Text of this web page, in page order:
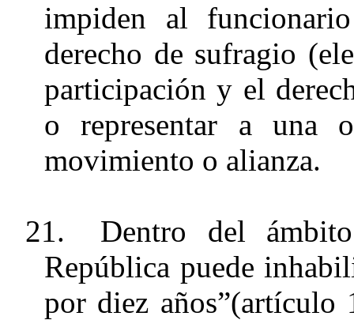
impiden al
derecho de sufragio
participación y el
o representar a una
movimiento o alianza.
21.
Dentro del
República puede
por diez